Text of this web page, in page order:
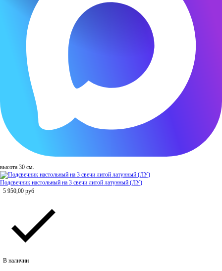
высота 30 см.
Подсвечник настольный на 3 свечи литой латунный (ЛУ)
5 950,00 руб
В наличии